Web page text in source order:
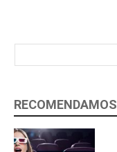
RECOMENDAMOS